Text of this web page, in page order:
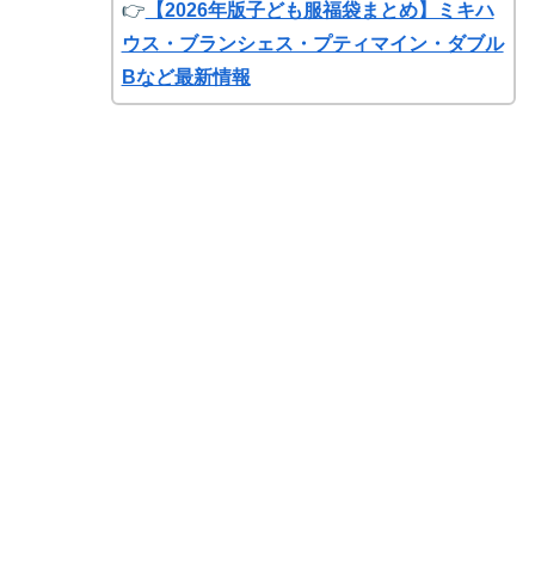
👉 【2026年版子ども服福袋まとめ】ミキハ
ウス・ブランシェス・プティマイン・ダブル
Bなど最新情報